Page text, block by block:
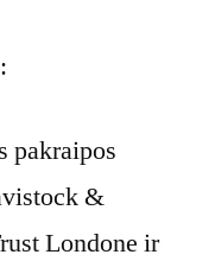
pakraipos
&
Londone ir